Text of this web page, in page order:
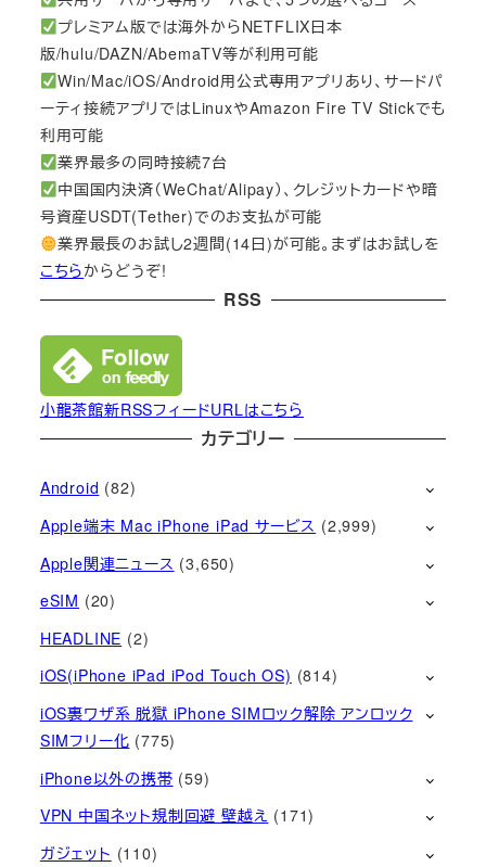
プレミアム版では海外からNETFLIX日本
版/hulu/DAZN/AbemaTV等が利用可能
Win/Mac/iOS/Android用公式専用アプリあり、サードパ
ーティ接続アプリではLinuxやAmazon Fire TV Stickでも
利用可能
業界最多の同時接続7台
中国国内決済（WeChat/Alipay）、クレジットカードや暗
号資産USDT(Tether)でのお支払が可能
業界最長のお試し2週間(14日)が可能。まずはお試しを
こちらからどうぞ!
RSS
小龍茶館新RSSフィードURLはこちら
カテゴリー
Android (82)
Apple端末 Mac iPhone iPad サービス (2,999)
Apple関連ニュース (3,650)
eSIM (20)
HEADLINE (2)
iOS(iPhone iPad iPod Touch OS) (814)
iOS裏ワザ系 脱獄 iPhone SIMロック解除 アンロック
SIMフリー化 (775)
iPhone以外の携帯 (59)
VPN 中国ネット規制回避 壁越え (171)
ガジェット (110)